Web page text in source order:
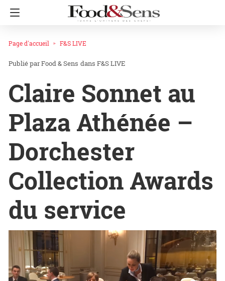
Page d'accueil F&S LIVE
Food & Sens dans F&S LIVE
Claire Sonnet au
Plaza Athénée –
Dorchester
Collection Awards
du service